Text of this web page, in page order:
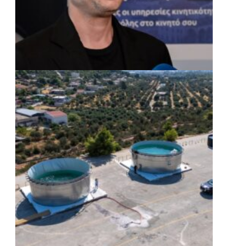
ΡΕΠΟΡΤΑΖ | 07/08/2026 · 17:27
Ο Δούκας για έργα, καθαριότητα και τη
μάχη των επόμενων εκλογών: «Η καλύτερη
μου να κατέβει ο Μπακογιάννης»